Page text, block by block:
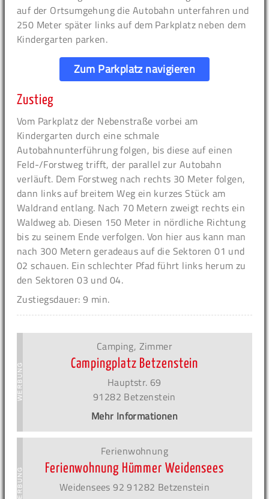
auf der Ortsumgehung die Autobahn unterfahren und
250 Meter später links auf dem Parkplatz neben dem
Kindergarten parken.
Zum Parkplatz navigieren
Zustieg
Vom Parkplatz der Nebenstraße vorbei am
Kindergarten durch eine schmale
Autobahnunterführung folgen, bis diese auf einen
Feld-/Forstweg trifft, der parallel zur Autobahn
verläuft. Dem Forstweg nach rechts 30 Meter folgen,
dann links auf breitem Weg ein kurzes Stück am
Waldrand entlang. Nach 70 Metern zweigt rechts ein
Waldweg ab. Diesen 150 Meter in nördliche Richtung
bis zu seinem Ende verfolgen. Von hier aus kann man
nach 300 Metern geradeaus auf die Sektoren 01 und
02 schauen. Ein schlechter Pfad führt links herum zu
den Sektoren 03 und 04.
Zustiegsdauer: 9 min.
Camping, Zimmer
Campingplatz Betzenstein
Hauptstr. 69
91282 Betzenstein
Mehr Informationen
Ferienwohnung
Ferienwohnung Hümmer Weidensees
Weidensees 92 91282 Betzenstein